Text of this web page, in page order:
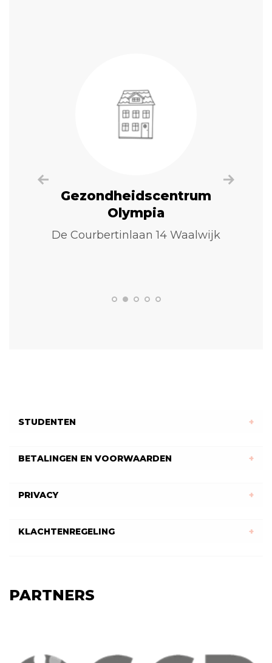
Gezondheidscentrum
Olympia
De Courbertinlaan 14 Waalwijk
STUDENTEN
BETALINGEN EN VOORWAARDEN
PRIVACY
KLACHTENREGELING
PARTNERS